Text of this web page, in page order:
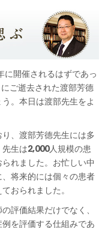
開催されるはずであっ
ご逝去された渡部芳德
。本日は渡部先生をよ
、渡部芳德先生には多
生は2,000人規模の患
れました。お忙しい中
将来的には個々の患者
おられました。
評価結果だけでなく、
を評価する仕組みであ